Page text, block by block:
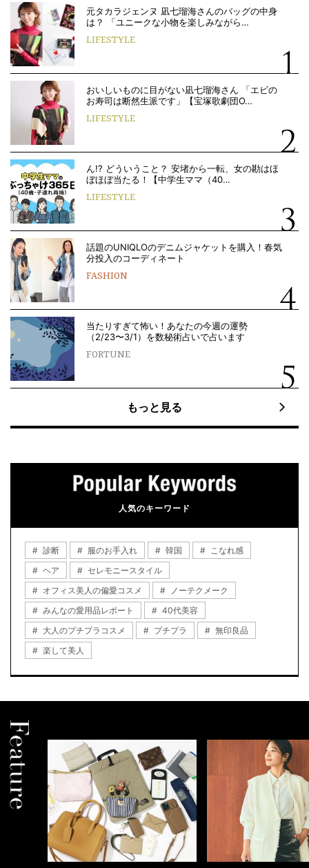
元タカラジェンヌ 凪七瑠海さんのバッグの中身
は？ 「ユニークな小物を楽しみながら…
LIFESTYLE
おいしいものに目がない凪七瑠海さん 「エビの
お寿司は断然生派です」【宝塚歌劇団O…
LIFESTYLE
ん!? どういうこと？ 安堵から一転、女の勘はほ
ぼほぼ当たる！【中学生ママ（40…
LIFESTYLE
話題のUNIQLOのデニムジャケットを購入！春気
分投入のコーディネート
FASHION
当たりすぎて怖い！あなたの今週の運勢
（2/23〜3/1）を数秘術占いで占います
FORTUNE
もっと見る
人気のキーワード
診断 服のお手入れ 韓国
こなれ感
ヘア
セレモニースタイル
オフィス美人の偏愛コスメ
ノーテクメーク
みんなの愛用品レポート
40代美容
大人のプチプラコスメ
プチプラ
無印良品
楽して美人